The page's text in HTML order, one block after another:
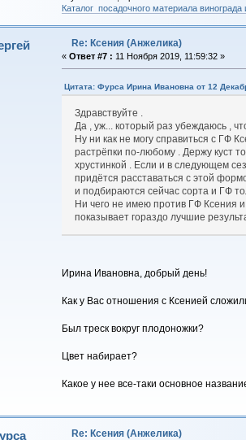
Каталог посадочного материала
Re: Ксения (Анжелика)
« Ответ #7 : 11 Ноября 2019, 11:59:32 »
Цитата: Фурса Ирина Ивановна от 12
Здравствуйте .
Да , уж... который раз убеждаюсь ,
Ну ни как не могу справиться с ГФ
растрёпки по-любому . Держу куст
хрустинкой . Если и в следующем
придётся расставаться с этой
и подбираются сейчас сорта и ГФ
Ни чего не имею против ГФ Ксения
показывает гораздо лучшие
Ирина Ивановна, добрый день!
Как у Вас отношения с Ксенией
Был треск вокруг плодоножки?
Цвет набирает?
Какое у нее все-таки основное
Re: Ксения (Анжелика)